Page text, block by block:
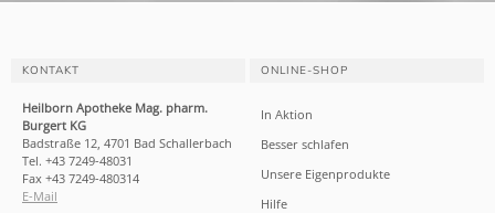
KONTAKT
Heilborn Apotheke Mag. pharm.
Burgert KG
Badstraße 12, 4701 Bad Schallerbach
Tel. +43 7249-48031
Fax +43 7249-480314
E-Mail
ONLINE-SHOP
In Aktion
Besser schlafen
Unsere Eigenprodukte
Hilfe